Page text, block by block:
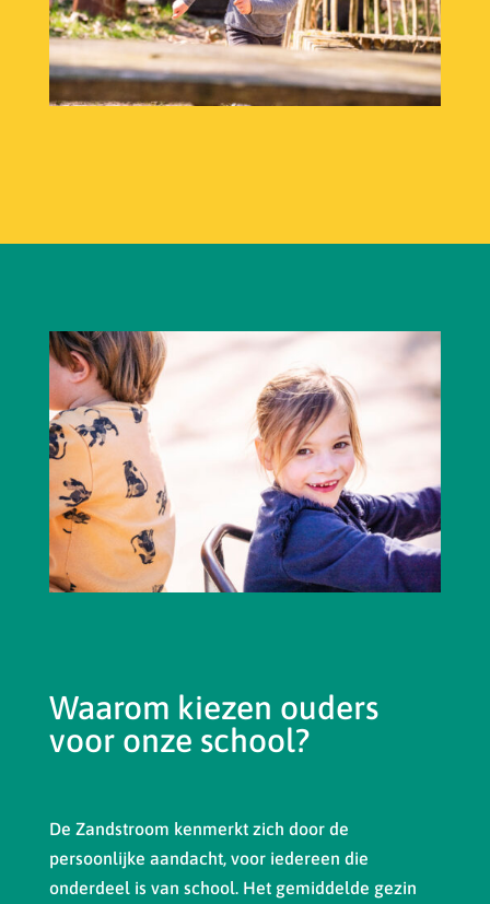
Waarom kiezen ouders
voor onze school?
De Zandstroom kenmerkt zich door de
persoonlijke aandacht, voor iedereen die
onderdeel is van school. Het gemiddelde gezin